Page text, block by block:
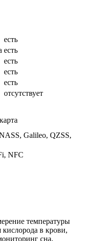
есть
есть
есть
есть
есть
отсутствует
Galileo, QZSS,
NFC
температуры
кислорода в крови,
сна,